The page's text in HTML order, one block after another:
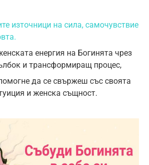
източници на сила, самочувствие
енергия на Богинята чрез
и трансформиращ процес,
да се свържеш със своята
и женска същност.